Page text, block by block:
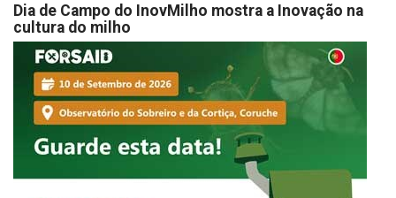
Dia de Campo do InovMilho mostra a Inovação na
cultura do milho